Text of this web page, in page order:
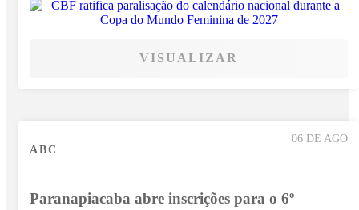
VISUALIZAR
06 DE AGO
ABC
Paranapiacaba abre inscrições para o 6º